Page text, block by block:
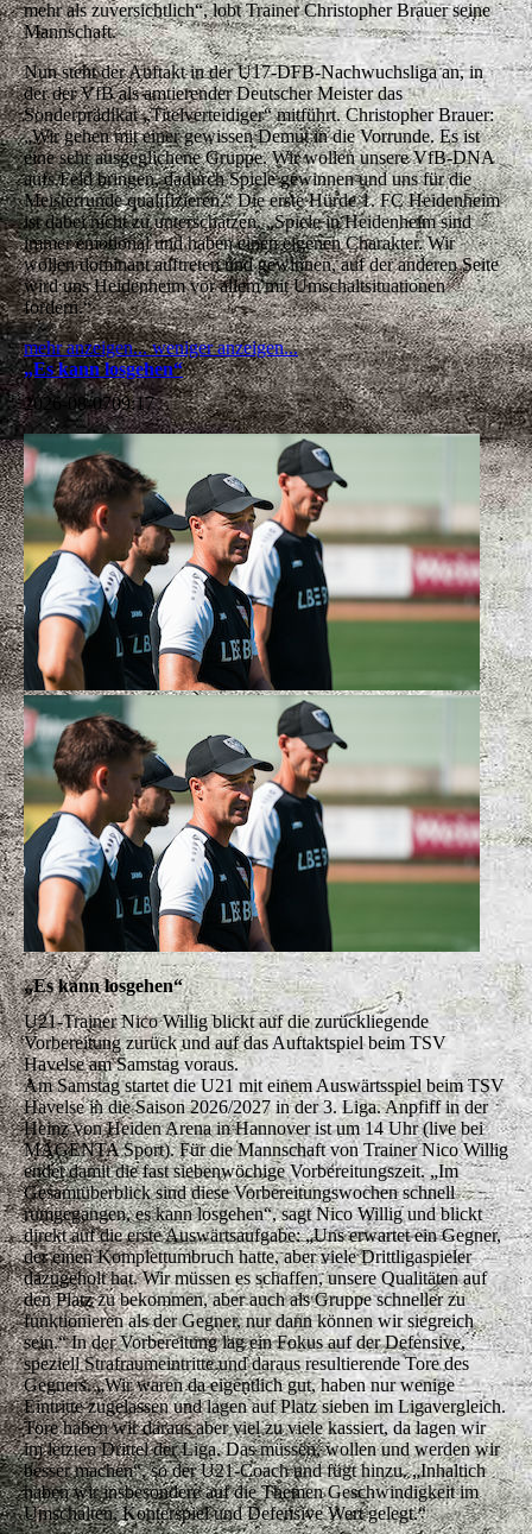
mehr als zuversichtlich“, lobt Trainer Christopher Brauer seine
Mannschaft.
Nun steht der Auftakt in der U17-DFB-Nachwuchsliga an, in
der der VfB als amtierender Deutscher Meister das
Sonderprädikat „Titelverteidiger“ mitführt. Christopher Brauer:
„Wir gehen mit einer gewissen Demut in die Vorrunde. Es ist
eine sehr ausgeglichene Gruppe. Wir wollen unsere VfB-DNA
aufs Feld bringen, dadurch Spiele gewinnen und uns für die
Meisterrunde qualifizieren.“ Die erste Hürde 1. FC Heidenheim
ist dabei nicht zu unterschätzen. „Spiele in Heidenheim sind
immer emotional und haben einen eigenen Charakter. Wir
wollen dominant auftreten und gewinnen, auf der anderen Seite
wird uns Heidenheim vor allem mit Umschaltsituationen
fordern.“
mehr anzeigen...weniger anzeigen...
„Es kann losgehen“
2026-08-0709:17
„Es kann losgehen“
U21-Trainer Nico Willig blickt auf die zurückliegende
Vorbereitung zurück und auf das Auftaktspiel beim TSV
Havelse am Samstag voraus.
Am Samstag startet die U21 mit einem Auswärtsspiel beim TSV
Havelse in die Saison 2026/2027 in der 3. Liga. Anpfiff in der
Heinz von Heiden Arena in Hannover ist um 14 Uhr (live bei
MAGENTA Sport). Für die Mannschaft von Trainer Nico Willig
endet damit die fast siebenwöchige Vorbereitungszeit. „Im
Gesamtüberblick sind diese Vorbereitungswochen schnell
rumgegangen, es kann losgehen“, sagt Nico Willig und blickt
direkt auf die erste Auswärtsaufgabe: „Uns erwartet ein Gegner,
der einen Komplettumbruch hatte, aber viele Drittligaspieler
dazugeholt hat. Wir müssen es schaffen, unsere Qualitäten auf
den Platz zu bekommen, aber auch als Gruppe schneller zu
funktionieren als der Gegner, nur dann können wir siegreich
sein.“ In der Vorbereitung lag ein Fokus auf der Defensive,
speziell Strafraumeintritte und daraus resultierende Tore des
Gegners. „Wir waren da eigentlich gut, haben nur wenige
Eintritte zugelassen und lagen auf Platz sieben im Ligavergleich.
Tore haben wir daraus aber viel zu viele kassiert, da lagen wir
im letzten Drittel der Liga. Das müssen, wollen und werden wir
besser machen“, so der U21-Coach und fügt hinzu. „Inhaltich
haben wir insbesondere auf die Themen Geschwindigkeit im
Umschalten, Konterspiel und Defensive Wert gelegt.“